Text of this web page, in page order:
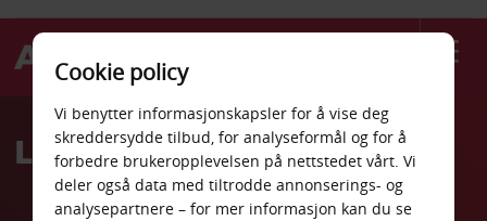
Welcome
AvisLeiebil Margarita flyplass
Cookie policy
Vi benytter informasjonskapsler for å vise deg
skreddersydde tilbud, for analyseformål og for å
forbedre brukeropplevelsen på nettstedet vårt. Vi
deler også data med tiltrodde annonserings- og
analysepartnere – for mer informasjon kan du se